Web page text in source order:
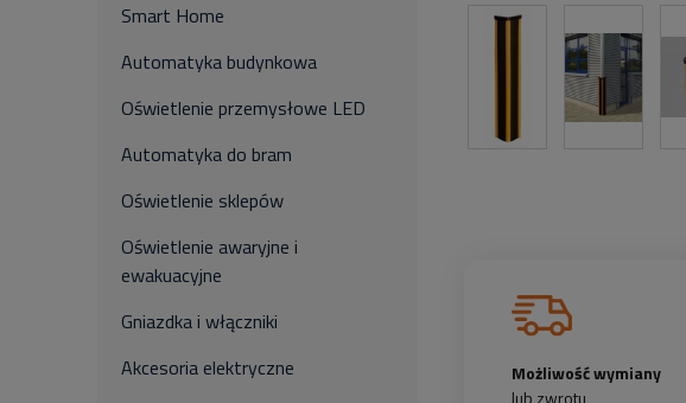
Smart Home
Automatyka budynkowa
Oświetlenie przemysłowe LED
Automatyka do bram
Oświetlenie sklepów
Oświetlenie awaryjne i
ewakuacyjne
Gniazdka i włączniki
Akcesoria elektryczne
Możliwość wymiany